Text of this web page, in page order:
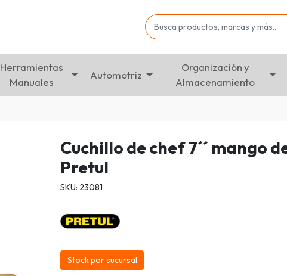
Herramientas
Manuales
Automotriz
Organización y
Almacenamiento
Cuchillo de chef 7´´ mango
Pretul
SKU: 23081
Stock por sucursal